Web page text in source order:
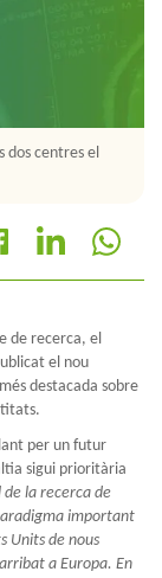
dos centres el
de recerca, el
el nou
destacada sobre
per un futur
sigui prioritària
de la recerca de
important
Units de nous
a Europa. En